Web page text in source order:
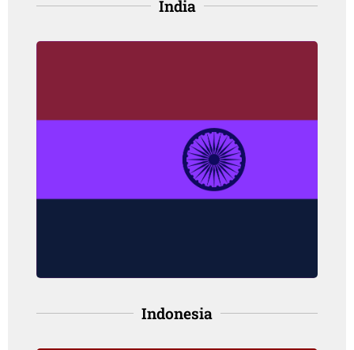
India
Angka kejadian: 25.8 per 100,000
orang, pada perempuan
Angka kematian: 13.3 per 100,000
orang, pada perempuan
Indonesia